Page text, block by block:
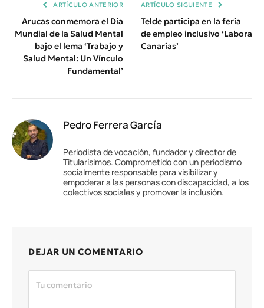
ARTÍCULO ANTERIOR
Arucas conmemora el Día
Mundial de la Salud Mental
bajo el lema ‘Trabajo y
Salud Mental: Un Vínculo
Fundamental’
ARTÍCULO SIGUIENTE
Telde participa en la feria
de empleo inclusivo ‘Labora
Canarias’
Pedro Ferrera García
Periodista de vocación, fundador y director de
Titularísimos. Comprometido con un periodismo
socialmente responsable para visibilizar y
empoderar a las personas con discapacidad, a los
colectivos sociales y promover la inclusión.
DEJAR UN COMENTARIO